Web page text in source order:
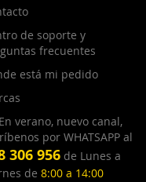
de soporte y
frecuentes
está mi pedido
verano, nuevo canal,
por WHATSAPP al
306 956 de Lunes a
de 8:00 a 14:00